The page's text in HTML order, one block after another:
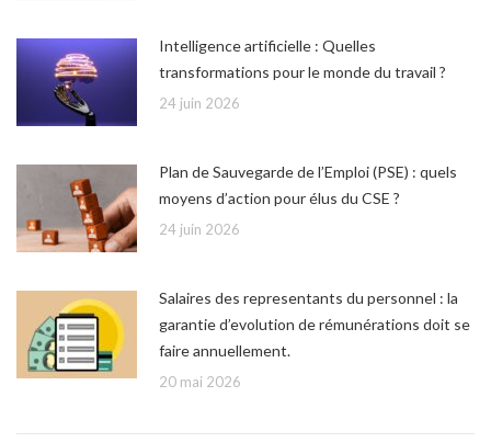
Intelligence artificielle : Quelles
transformations pour le monde du travail ?
24 juin 2026
Plan de Sauvegarde de l’Emploi (PSE) : quels
moyens d’action pour élus du CSE ?
24 juin 2026
Salaires des representants du personnel : la
garantie d’evolution de rémunérations doit se
faire annuellement.
20 mai 2026